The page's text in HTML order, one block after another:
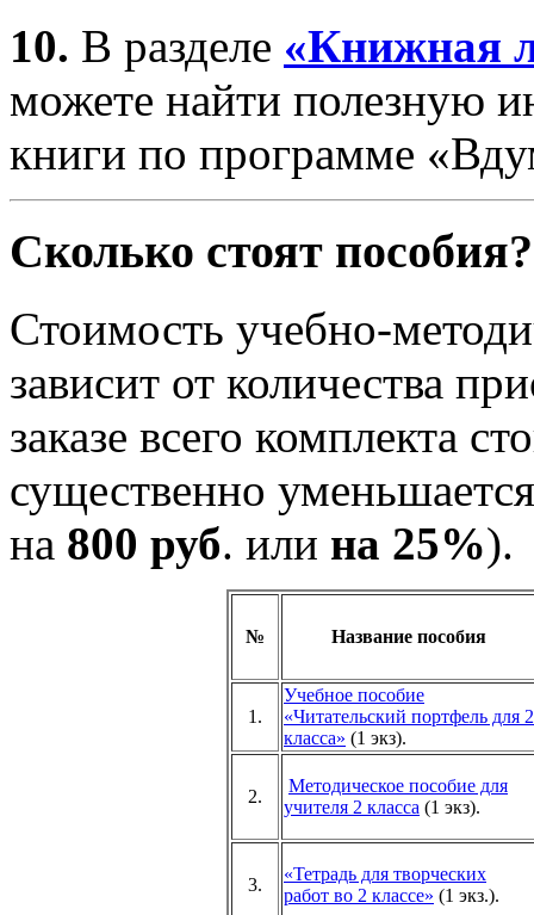
10. В разделе «Книжная
можете найти полезную
книги по программе
Сколько стоят пособия?
Стоимость учебно-
зависит от количества
заказе всего комплекта
существенно
на 800 руб. или на 25%).
№ Название пособия
1.
Учебное пособие
«Читательский портфель для 2
класса» (1 экз).
2.
Методическое пособие для
учителя 2 класса (1 экз).
3.
«Тетрадь для творческих
работ во 2 классе» (1 экз.).